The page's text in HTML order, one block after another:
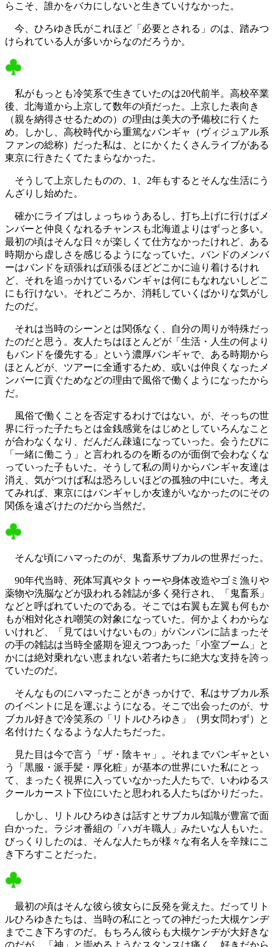
らこそ、誰かをバカにしないと生きていけなかった。
今、ひろゆき氏がこれほど「必要とされる」のは、踏みつ
けられている人が多いからなのだろうか。
私がもっとも冷笑系で生きていたのは20代前半。高校卒業
後、北海道から上京して数年の頃だった。上京した表向き
（親を納得させるための）の理由は美大の予備校に行くた
め。しかし、高校時代から重篤なバンギャ（ヴィジュアル系
ファンの総称）だった私は、とにかくたくさんライブがある
東京に行きたくてたまらなかった。
そうして上京したものの、1、2年もするとそんな生活にう
んざりし始めた。
確かにライブはしょっちゅうあるし、打ち上げに行けばメ
ンバーと仲良くなれるチャンスも北海道よりはずっと多い。
最初の頃はそんな日々が楽しくて仕方なかったけれど、ある
時期から虚しさを感じるようになっていた。バンドのメンバ
ーはバンドを頑張れば頑張るほどどこかに辿り着けるけれ
ど、それを追っかけているバンギャは何にもなれないしどこ
にも行けない。それどころか、消耗していくばかりな気がし
たのだ。
それは当時のシーンとは関係なく、自分の周りが特殊だっ
たのだと思う。友人たちはほとんどが「生活・人生の何より
もバンドを優先する」という濃厚バンギャで、ある時期から
ほとんどが、ツアーに全通するため、或いは仲良くなったメ
ンバーに貢ぐためなどの理由で風俗で働くようになったから
だ。
風俗で働くことを否定するわけではない。が、そっちの世
界に行った子たちとは金銭感覚をはじめとしていろんなこと
が合わなくなり、だんだん疎遠になっていった。会うたびに
「一緒に働こう」と言われるのを断るのが面倒で会わなくな
っていった子もいた。そうして私の周りからバンギャ友達は
消え、気がつけば私は恐ろしいほどの孤独の中にいた。考え
てみれば、東京にはバンギャしか友達がいなかったのにその
関係を遠ざけたのだから当然だ。
そんな頃にハマったのが、鬼畜系サブカルの世界だった。
90年代当時、死体写真やタトゥーや身体改造やゴミ漁りや
薬物や洗脳などが扱われる雑誌が多く発行され、「鬼畜系」
などと呼ばれていたのである。そこでは右翼も左翼も何もか
もが相対化され嘲笑の対象になっていた。何かよくわからな
いけれど、「見てはいけないもの」がパンパンに詰まったそ
の手の雑誌は当時全盛期を迎えつつあった「小室ブーム」と
かには絶対乗れない恵まれない若者たちに絶大な支持を誇っ
ていたのだ。
そんなものにハマったことがきっかけで、私はサブカル系
のイベントに足を運ぶようになる。そこで出会ったのが、サ
ブカル好きで冷笑系の「リトルひろゆき」（男女問わず）と
名付けたくなるような人たちだった。
見た目は今で言う「ザ・陰キャ」。それまでバンギャとい
う「黒服・派手髪・厚化粧」が基本の世界にいた私にとっ
て、まったく視界に入っていなかった人たちで、いわゆるス
クールカースト下位にいたと思われる人たちばかりだった。
しかし、リトルひろゆきは話すとサブカル知識が豊富で面
白かった。ラジオ番組の「ハガキ職人」みたいな人もいた。
びっくりしたのは、そんな人たちが様々な有名人を辛辣にこ
き下ろすことだった。
最初の頃はそんな彼ら彼女らに反発を覚えた。だってリト
ルひろゆきたちは、当時の私にとっての神だった大槻ケンヂ
までこき下ろすのだ。もちろん彼らも大槻ケンヂが大好きな